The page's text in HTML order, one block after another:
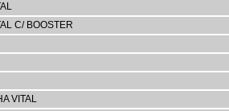
C/ BOOSTER
VITAL